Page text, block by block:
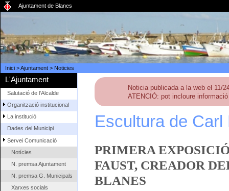
Ajuntament de Blanes
Inici>Ajuntament> Noticies
L'Ajuntament
Salutació de l'Alcalde
Organització institucional
La institució
Dades del Municipi
Servei Comunicació
Notícies
N. premsa Ajuntament
N. premsa G. Municipals
Xarxes socials
Noticia publicada a la web el 11/
ATENCIÓ: pot incloure
Escultura de Carl
PRIMERA
FAUST, CREADOR
BLANES